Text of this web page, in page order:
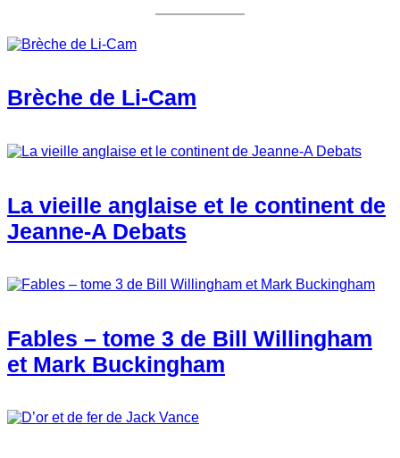
Brèche de Li-Cam
La vieille anglaise et le continent de
Jeanne-A Debats
Fables – tome 3 de Bill Willingham
et Mark Buckingham